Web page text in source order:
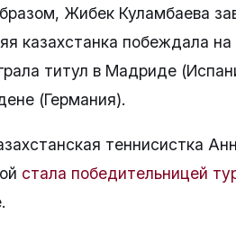
Жибек Куламбаева
казахстанка побеждала
титул в Мадриде
(Германия).
теннисистка
стала победительницей